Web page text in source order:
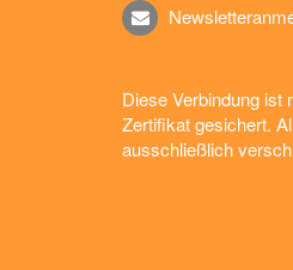
Diese Verbindung ist
Zertifikat gesichert.
ausschließlich